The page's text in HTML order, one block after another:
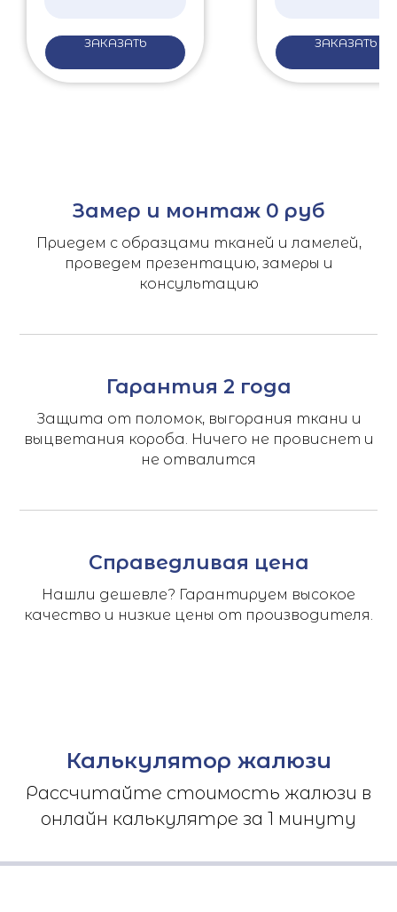
ЗАКАЗАТЬ ЗАКАЗАТЬ
Замер и монтаж 0 руб
Приедем с образцами тканей и ламелей,
проведем презентацию, замеры и
консультацию
Гарантия 2 года
Защита от поломок, выгорания ткани и
выцветания короба. Ничего не провиснет и
не отвалится
Справедливая цена
Нашли дешевле? Гарантируем высокое
качество и низкие цены от производителя.
Калькулятор жалюзи
Рассчитайте стоимость жалюзи в
онлайн калькулятре за 1 минуту